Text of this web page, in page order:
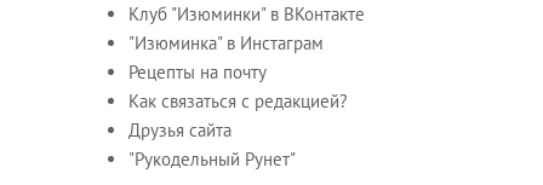
Клуб "Изюминки" в ВКонтакте
"Изюминка" в Инстаграм
Рецепты на почту
Как связаться с редакцией?
Друзья сайта
"Рукодельный Рунет"